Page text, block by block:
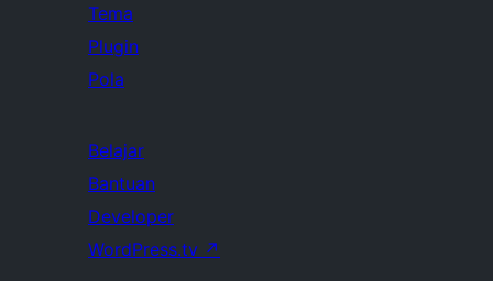
Tema
Plugin
Pola
Belajar
Bantuan
Developer
WordPress.tv ↗